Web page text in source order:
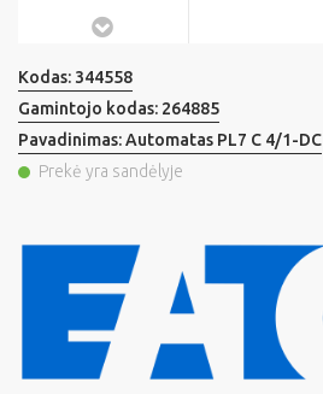
Kodas: 344558
Gamintojo kodas: 264885
Pavadinimas:Automatas PL7 C 4/1-DC
Prekė yra sandėlyje